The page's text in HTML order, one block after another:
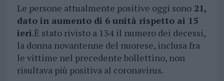
Le persone attualmente positive oggi sono21,
dato in aumento di 6 unità rispetto ai 15
ieri.È stato rivisto a 134 il numero dei decessi,
la donna novantenne del nuorese, inclusa fra
le vittime nel precedente bollettino, non
risultava più positiva al coronavirus.